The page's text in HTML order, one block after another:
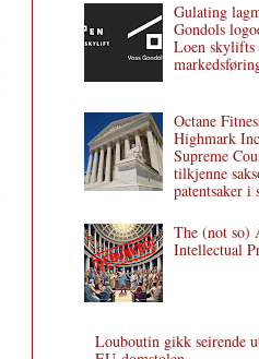
Gulating
Gondols
Loen skylifts
Octane
Highmark
Supreme
tilkjenne
patentsaker i
The (not so)
Intellectual
Louboutin gikk seirende